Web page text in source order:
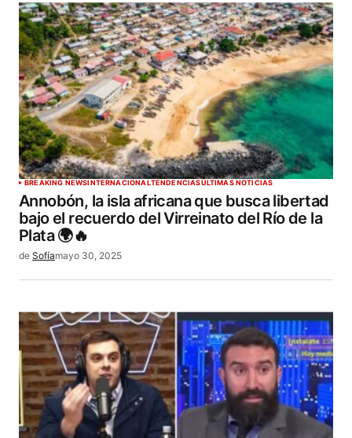
BREAKING NEWSINTERNACIONALTENDENCIASÚLTIMAS NOTICIAS
Annobón, la isla africana que busca libertad
bajo el recuerdo del Virreinato del Río de la
Plata 🌍🔥
de Sofíamayo 30, 2025